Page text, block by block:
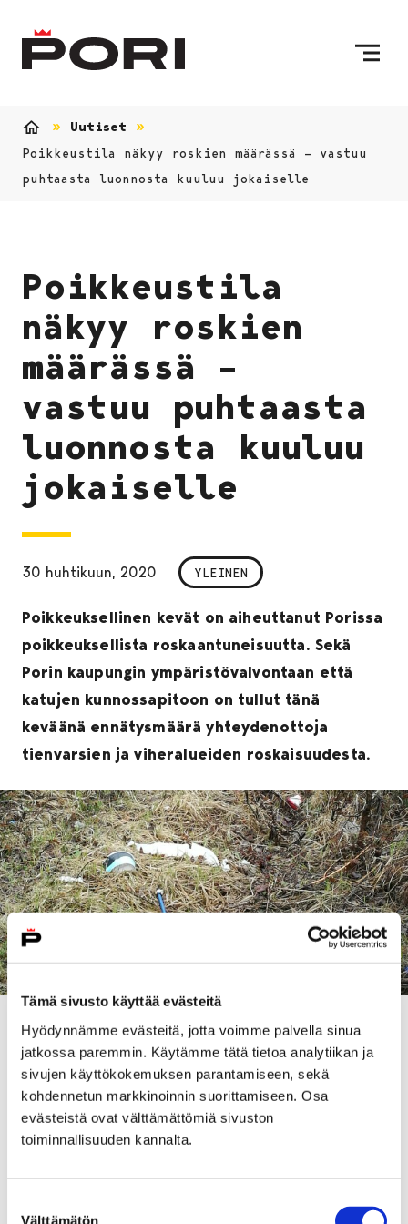
Tämä sivusto käyttää evästeitä
Hyödynnämme evästeitä, jotta voimme palvella sinua
jatkossa paremmin. Käytämme tätä tietoa analytiikan ja
sivujen käyttökokemuksen parantamiseen, sekä
kohdennetun markkinoinnin suorittamiseen. Osa
evästeistä ovat välttämättömiä sivuston
toiminnallisuuden kannalta.
Välttämätön
Uutiset
Poikkeustila näkyy roskien määrässä – vastuu
puhtaasta luonnosta kuuluu jokaiselle
Poikkeustila
näkyy roskien
määrässä –
vastuu puhtaasta
luonnosta kuuluu
jokaiselle
30 huhtikuun, 2020 YLEINEN
Poikkeuksellinen kevät on aiheuttanut Porissa
poikkeuksellista roskaantuneisuutta. Sekä
Porin kaupungin ympäristövalvontaan että
katujen kunnossapitoon on tullut tänä
keväänä ennätysmäärä yhteydenottoja
tienvarsien ja viheralueiden roskaisuudesta.
Roskaiset puistot ja tienvarret eivät ole uusi asia
keväisin, jolloin sulavat kinokset paljastavat talven
aikana luontoon heitetyt jätteet. Näitä jätteitä
kerätään katujen kunnossapidon toimesta joka kevät.
Tänä keväänä roskaaminen on kuitenkin lisääntynyt.
Porissa paikoin törkyinen.
– Poikkeuksellisen keväästä on tehnyt se, että